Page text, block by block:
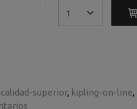
superior kipling-on-line